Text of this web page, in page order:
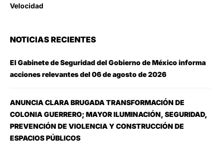
Velocidad
NOTICIAS RECIENTES
El Gabinete de Seguridad del Gobierno de México informa
acciones relevantes del 06 de agosto de 2026
ANUNCIA CLARA BRUGADA TRANSFORMACIÓN DE
COLONIA GUERRERO; MAYOR ILUMINACIÓN, SEGURIDAD,
PREVENCIÓN DE VIOLENCIA Y CONSTRUCCIÓN DE
ESPACIOS PÚBLICOS